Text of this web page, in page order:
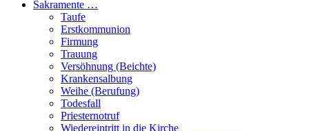
Sakramente …
Taufe
Erstkommunion
Firmung
Trauung
Versöhnung (Beichte)
Krankensalbung
Weihe (Berufung)
Todesfall
Priesternotruf
Wiedereintritt in die Kirche